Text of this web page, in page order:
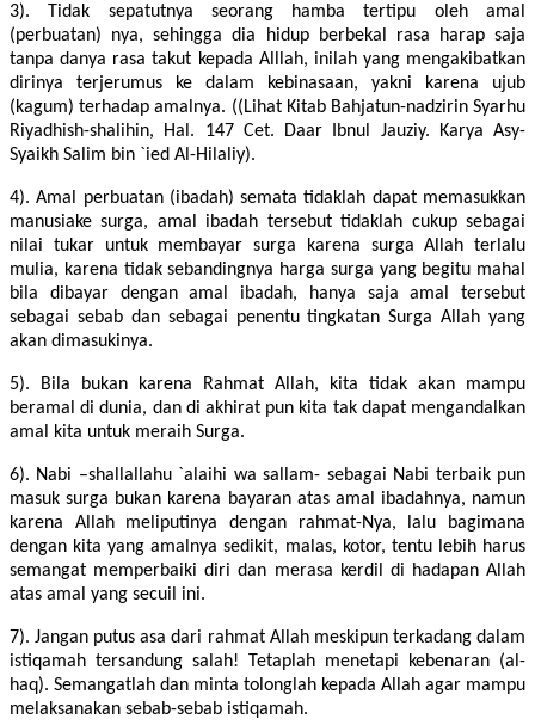
3). Tidak sepatutnya seorang hamba tertipu oleh amal
(perbuatan) nya, sehingga dia hidup berbekal rasa harap saja
tanpa danya rasa takut kepada Alllah, inilah yang mengakibatkan
dirinya terjerumus ke dalam kebinasaan, yakni karena ujub
(kagum) terhadap amalnya. ((Lihat Kitab Bahjatun-nadzirin Syarhu
Riyadhish-shalihin, Hal. 147 Cet. Daar Ibnul Jauziy. Karya Asy-
Syaikh Salim bin `ied Al-Hilaliy).
4). Amal perbuatan (ibadah) semata tidaklah dapat memasukkan
manusiake surga, amal ibadah tersebut tidaklah cukup sebagai
nilai tukar untuk membayar surga karena surga Allah terlalu
mulia, karena tidak sebandingnya harga surga yang begitu mahal
bila dibayar dengan amal ibadah, hanya saja amal tersebut
sebagai sebab dan sebagai penentu tingkatan Surga Allah yang
akan dimasukinya.
5). Bila bukan karena Rahmat Allah, kita tidak akan mampu
beramal di dunia, dan di akhirat pun kita tak dapat mengandalkan
amal kita untuk meraih Surga.
6). Nabi –shallallahu `alaihi wa sallam- sebagai Nabi terbaik pun
masuk surga bukan karena bayaran atas amal ibadahnya, namun
karena Allah meliputinya dengan rahmat-Nya, lalu bagimana
dengan kita yang amalnya sedikit, malas, kotor, tentu lebih harus
semangat memperbaiki diri dan merasa kerdil di hadapan Allah
atas amal yang secuil ini.
7). Jangan putus asa dari rahmat Allah meskipun terkadang dalam
istiqamah tersandung salah! Tetaplah menetapi kebenaran (al-
haq). Semangatlah dan minta tolonglah kepada Allah agar mampu
melaksanakan sebab-sebab istiqamah.